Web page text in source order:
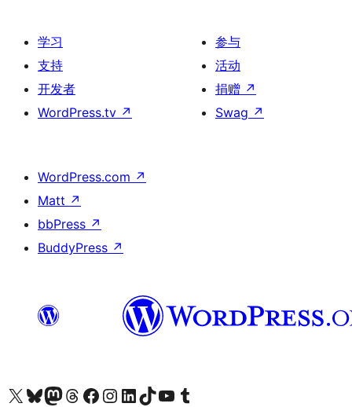
学习
支持
开发者
WordPress.tv ↗
参与
活动
捐赠 ↗
Swag ↗
WordPress.com ↗
Matt ↗
bbPress ↗
BuddyPress ↗
关注我们的 X（原 Twitter）账号访问我们的 Bluesky 账号关注我们的 Mastodon 账号访问我们的 Threads 账号 访问我们的 Facebook 公共主页关注我们的 Instagram 账号 关注我们的 LinkedIn 主页访问我们的 TikTok 账号访问我们的 YouTube 频道 访问我们的 Tumblr 账号